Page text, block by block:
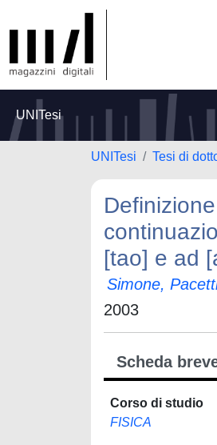
UNITesi
UNITesi Tesi di
[tao] e ad
Simone,
2003
Scheda
Corso di studio
FISICA